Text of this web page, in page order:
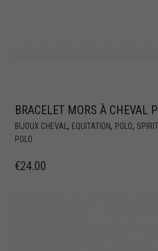
BRACELET MORS À CHEVAL
BIJOUX CHEVAL , EQUITATION, POLO,
POLO
€24.00